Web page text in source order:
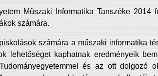
Műszaki Informatika Tanszéke
számára.
számára a műszaki informatika
lehetőséget kaphatnak eredményeik
és az ott dolgozó